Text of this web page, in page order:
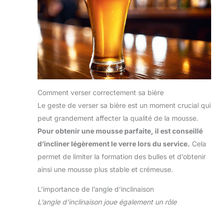
Comment verser correctement sa bière
Le geste de verser sa bière est un moment crucial qui
peut grandement affecter la qualité de la mousse.
Pour obtenir une mousse parfaite, il est conseillé
d’incliner légèrement le verre lors du service. Cela
permet de limiter la formation des bulles et d’obtenir
ainsi une mousse plus stable et crémeuse.
L’importance de l’angle d’inclinaison
L’angle d’inclinaison joue également un rôle